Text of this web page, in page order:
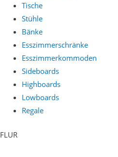
Tische
Stühle
Bänke
Esszimmerschränke
Esszimmerkommoden
Sideboards
Highboards
Lowboards
Regale
FLUR